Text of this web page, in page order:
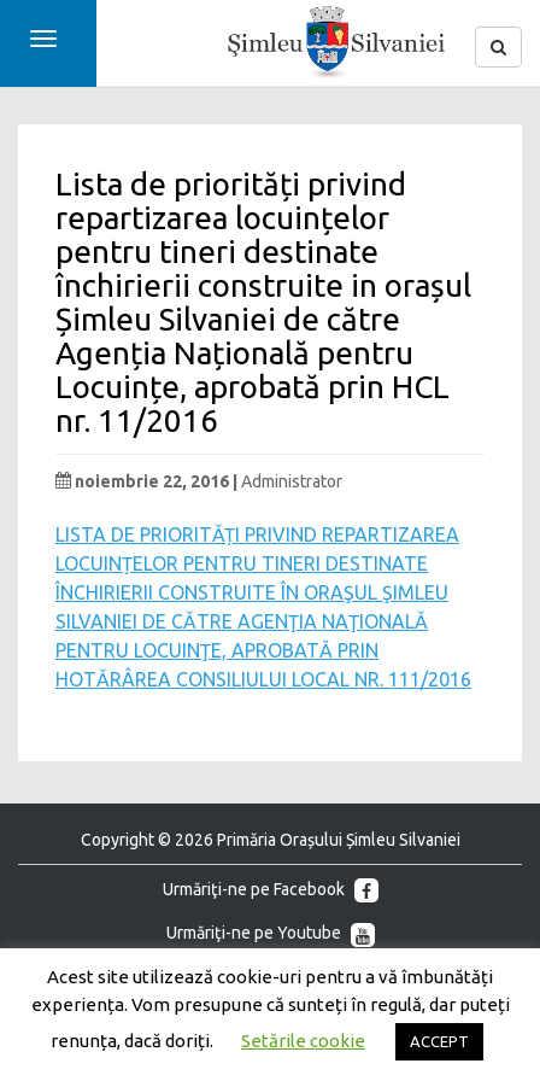
Toggle
Lista de priorități privind
repartizarea locuințelor
pentru tineri destinate
închirierii construite in orașul
Șimleu Silvaniei de către
Agenția Națională pentru
Locuințe, aprobată prin HCL
nr. 11/2016
noiembrie 22, 2016 | Administrator
LISTA DE PRIORITĂȚI PRIVIND REPARTIZAREA
LOCUINȚELOR PENTRU TINERI DESTINATE
ÎNCHIRIERII CONSTRUITE ÎN ORAŞUL ŞIMLEU
SILVANIEI DE CĂTRE AGENŢIA NAŢIONALĂ
PENTRU LOCUINŢE, APROBATĂ PRIN
HOTĂRÂREA CONSILIULUI LOCAL NR. 111/2016
Copyright © 2026 Primăria Orașului Șimleu Silvaniei
Urmăriţi-ne pe Facebook
Urmăriţi-ne pe Youtube
Acest site utilizează cookie-uri pentru a vă îmbunătăți
experiența. Vom presupune că sunteți în regulă, dar puteți
renunța, dacă doriți.
Setările cookie ACCEPT